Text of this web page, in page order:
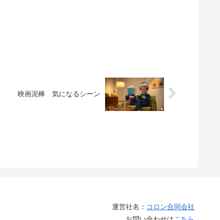
映画泥棒 気になるシーン
運営社名： コロン合同会社